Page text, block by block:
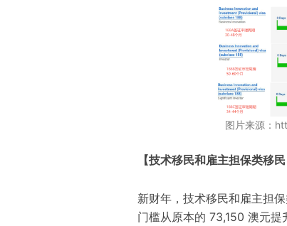
图片来源：
【技术移民和雇主担保类移
新财年，技术移民和雇主担
门槛从原本的 73,150 澳元提